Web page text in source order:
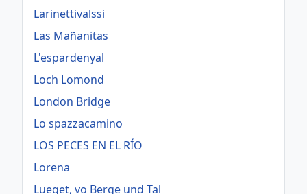
Larinettivalssi
Las Mañanitas
L'espardenyal
Loch Lomond
London Bridge
Lo spazzacamino
LOS PECES EN EL RÍO
Lorena
Lueget, vo Berge und Tal